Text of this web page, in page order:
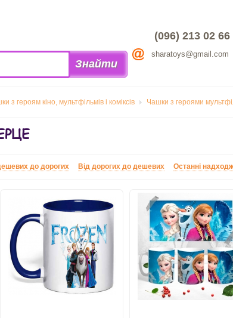
(096) 213 02 66
sharatoys@gmail.com
з героям кіно, мультфільмів і коміксів Чашки з героями
до дорогих Від дорогих до дешевих Останні